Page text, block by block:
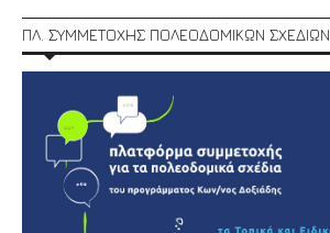
ΠΛ. ΣΥΜΜΕΤΟΧΗΣ ΠΟΛΕΟΔΟΜΙΚΩΝ ΣΧΕΔΙΩΝ